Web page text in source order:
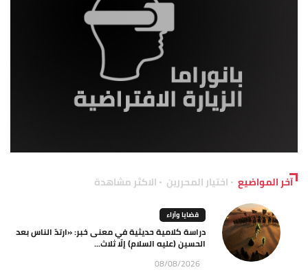
آخر المواضيع اختيار المحررين الاكثر مشاهدة
قضايا وآراء
دراسة كلامية حديثية في معنى خبر: «ارتدّ الناس بعد
الحسين (عليه السلام) إلّا ثلاث...
08/08/2026